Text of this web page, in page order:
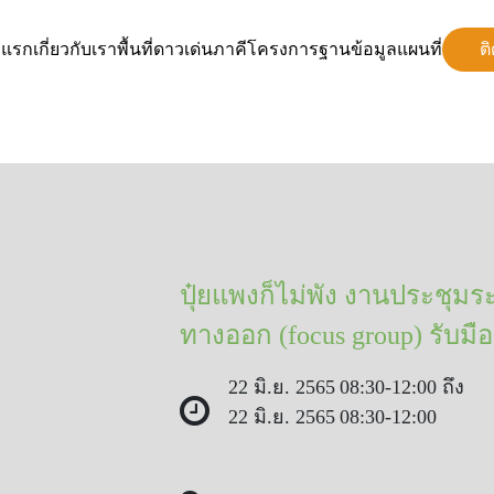
รกเกี่ยวกับเราพื้นที่ดาวเด่นภาคีโครงการฐานข้อมูลแผนที่ ติ
ปุ๋ยแพงก็ไม่พัง งานประชุมร
ทางออก (focus group) รับ
22 มิ.ย. 2565 08:30-12:00 ถึง
22 มิ.ย. 2565 08:30-12:00